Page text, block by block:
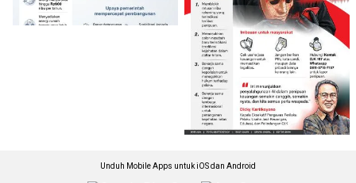
Unduh Mobile Apps untuk iOS dan Android